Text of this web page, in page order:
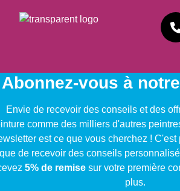
Abonnez-vous à
Envie de recevoir des conseils et des
comme des milliers d'autres
est ce que vous cherchez !
que de recevoir des conseils
5% de remise sur votre première
plus.